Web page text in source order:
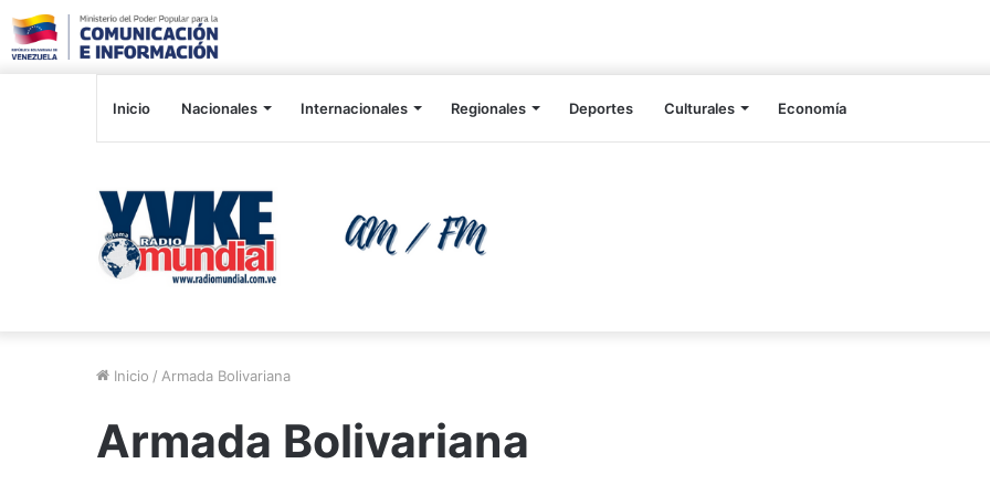
Inicio Nacionales Internacionales Regionales Deportes Culturales Economía
Inicio / Armada Bolivariana
Armada Bolivariana